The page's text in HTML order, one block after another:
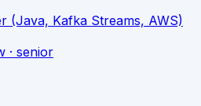
(Java, Kafka Streams, AWS)
· senior